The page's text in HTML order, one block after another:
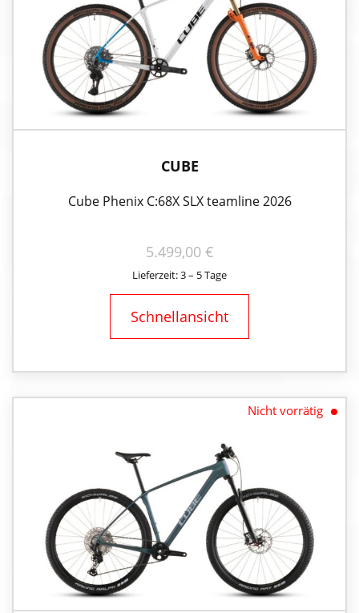
CUBE
Cube Phenix C:68X SLX teamline 2026
5.499,00 €
Lieferzeit: 3 – 5 Tage
Schnellansicht
Nicht vorrätig